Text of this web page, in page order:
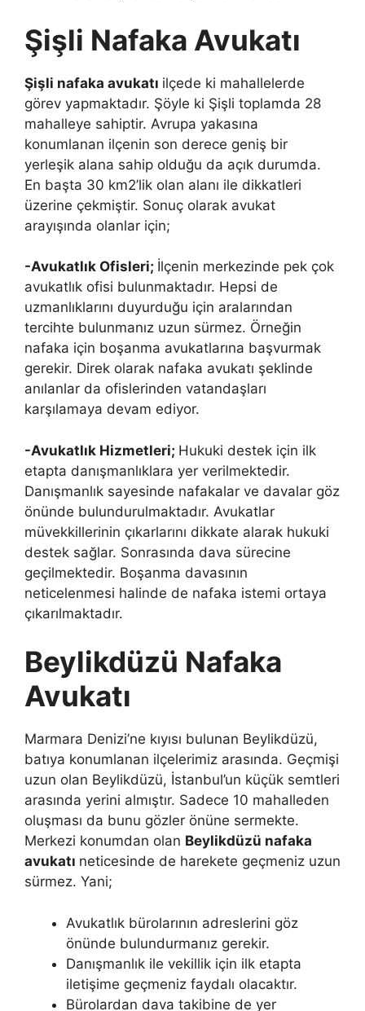
Şişli Nafaka Avukatı
Şişli nafaka avukatı ilçede ki mahallelerde
görev yapmaktadır. Şöyle ki Şişli toplamda 28
mahalleye sahiptir. Avrupa yakasına
konumlanan ilçenin son derece geniş bir
yerleşik alana sahip olduğu da açık durumda.
En başta 30 km2’lik olan alanı ile dikkatleri
üzerine çekmiştir. Sonuç olarak avukat
arayışında olanlar için;
-Avukatlık Ofisleri; İlçenin merkezinde pek çok
avukatlık ofisi bulunmaktadır. Hepsi de
uzmanlıklarını duyurduğu için aralarından
tercihte bulunmanız uzun sürmez. Örneğin
nafaka için boşanma avukatlarına başvurmak
gerekir. Direk olarak nafaka avukatı şeklinde
anılanlar da ofislerinden vatandaşları
karşılamaya devam ediyor.
-Avukatlık Hizmetleri; Hukuki destek için ilk
etapta danışmanlıklara yer verilmektedir.
Danışmanlık sayesinde nafakalar ve davalar göz
önünde bulundurulmaktadır. Avukatlar
müvekkillerinin çıkarlarını dikkate alarak hukuki
destek sağlar. Sonrasında dava sürecine
geçilmektedir. Boşanma davasının
neticelenmesi halinde de nafaka istemi ortaya
çıkarılmaktadır.
Beylikdüzü Nafaka
Avukatı
Marmara Denizi’ne kıyısı bulunan Beylikdüzü,
batıya konumlanan ilçelerimiz arasında. Geçmişi
uzun olan Beylikdüzü, İstanbul’un küçük semtleri
arasında yerini almıştır. Sadece 10 mahalleden
oluşması da bunu gözler önüne sermekte.
Merkezi konumdan olan Beylikdüzü nafaka
avukatı neticesinde de harekete geçmeniz uzun
sürmez. Yani;
Avukatlık bürolarının adreslerini göz
önünde bulundurmanız gerekir.
Danışmanlık ile vekillik için ilk etapta
iletişime geçmeniz faydalı olacaktır.
Bürolardan dava takibine de yer